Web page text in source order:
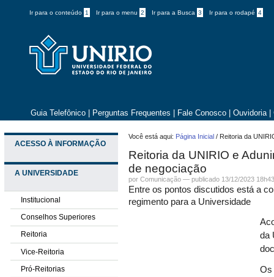
Ir para o conteúdo 1 Ir para o menu 2 Ir para a Busca 3 Ir para o rodapé 4
Guia Telefônico Perguntas Frequentes Fale Conosco Ouvidoria
ACESSO À INFORMAÇÃO
A UNIVERSIDADE
Institucional
Conselhos Superiores
Reitoria
Vice-Reitoria
Pró-Reitorias
Você está aqui: Página Inicial / Reitoria da
Reitoria da UNIRIO e
de negociação
por Comunicação —publicado 13/12/2023
Entre os pontos discutidos está a
regimento para a Universidade
da
Os